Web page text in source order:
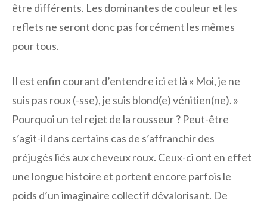
être différents. Les dominantes de couleur et les
reflets ne seront donc pas forcément les mêmes
pour tous.
Il est enfin courant d’entendre ici et là « Moi, je ne
suis pas roux (-sse), je suis blond(e) vénitien(ne). »
Pourquoi un tel rejet de la rousseur ? Peut-être
s’agit-il dans certains cas de s’affranchir des
préjugés liés aux cheveux roux. Ceux-ci ont en effet
une longue histoire et portent encore parfois le
poids d’un imaginaire collectif dévalorisant. De